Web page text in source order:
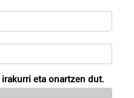
irakurri eta onartzen dut.